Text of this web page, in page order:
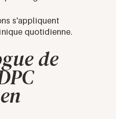
s'appliquent
quotidienne.
de